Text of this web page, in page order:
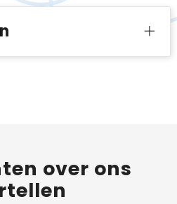
over ons